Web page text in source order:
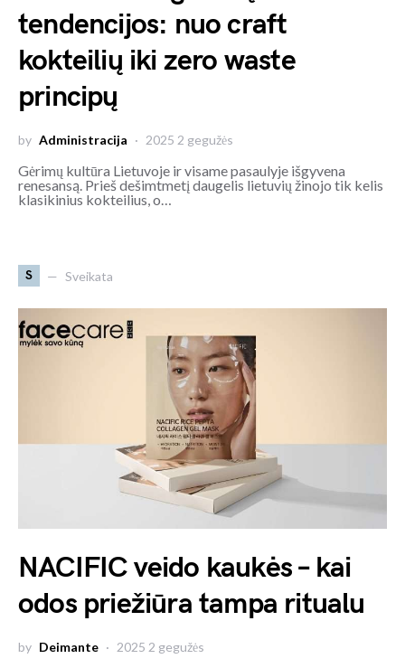
tendencijos: nuo craft
kokteilių iki zero waste
principų
by Administracija 2025 2 gegužės
Gėrimų kultūra Lietuvoje ir visame pasaulyje išgyvena
renesansą. Prieš dešimtmetį daugelis lietuvių žinojo tik kelis
klasikinius kokteilius, o…
S Sveikata
NACIFIC veido kaukės – kai
odos priežiūra tampa ritualu
by Deimante 2025 2 gegužės